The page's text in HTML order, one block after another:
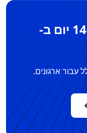
קבלו ניסיון חינם ל-14 יום ב-